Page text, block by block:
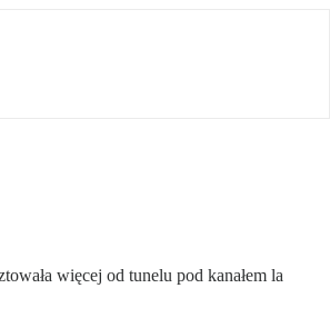
więcej od tunelu pod kanałem la